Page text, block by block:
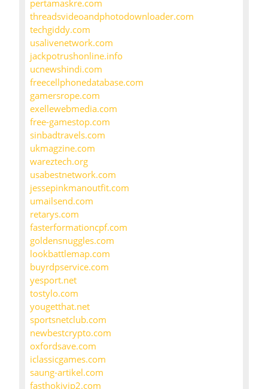
pertamaskre.com
threadsvideoandphotodownloader.com
techgiddy.com
usalivenetwork.com
jackpotrushonline.info
ucnewshindi.com
freecellphonedatabase.com
gamersrope.com
exellewebmedia.com
free-gamestop.com
sinbadtravels.com
ukmagzine.com
wareztech.org
usabestnetwork.com
jessepinkmanoutfit.com
umailsend.com
retarys.com
fasterformationcpf.com
goldensnuggles.com
lookbattlemap.com
buyrdpservice.com
yesport.net
tostylo.com
yougetthat.net
sportsnetclub.com
newbestcrypto.com
oxfordsave.com
iclassicgames.com
saung-artikel.com
fasthokivip2.com